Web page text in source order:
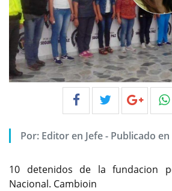
Por: Editor en Jefe- Publicado
10 detenidos de la fundacion
Nacional. Cambioin